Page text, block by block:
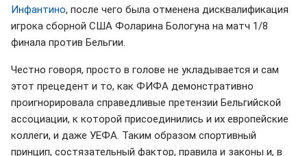
Инфантино, после чего была отменена дисквалификация
игрока сборной США Фоларина Бологуна на матч 1/8
финала против Бельгии.
Честно говоря, просто в голове не укладывается и сам
этот прецедент и то, как ФИФА демонстративно
проигнорировала справедливые претензии Бельгийской
ассоциации, к которой присоединились и их европейские
коллеги, и даже УЕФА. Таким образом спортивный
принцип, состязательный фактор, правила и законы и, в